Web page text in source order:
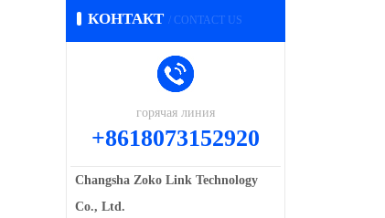
КОНТАКТ / CONTACT US
горячая линия
+8618073152920
Changsha Zoko Link Technology
Co., Ltd.